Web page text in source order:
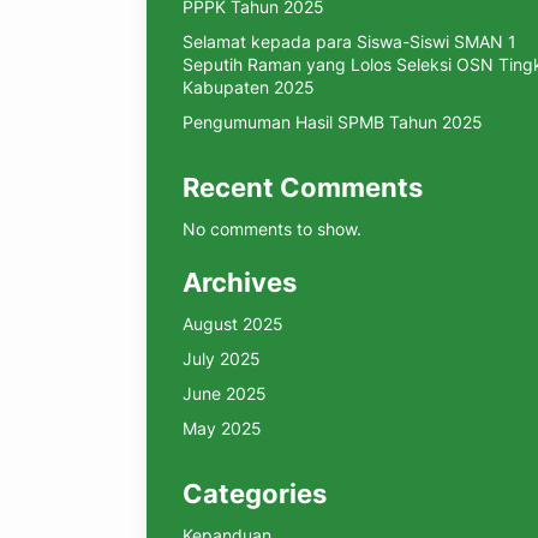
PPPK Tahun 2025
Selamat kepada para Siswa-Siswi SMAN 1
Seputih Raman yang Lolos Seleksi OSN
Kabupaten 2025
Pengumuman Hasil SPMB Tahun 2025
Recent Comments
No comments to show.
Archives
August 2025
July 2025
June 2025
May 2025
Categories